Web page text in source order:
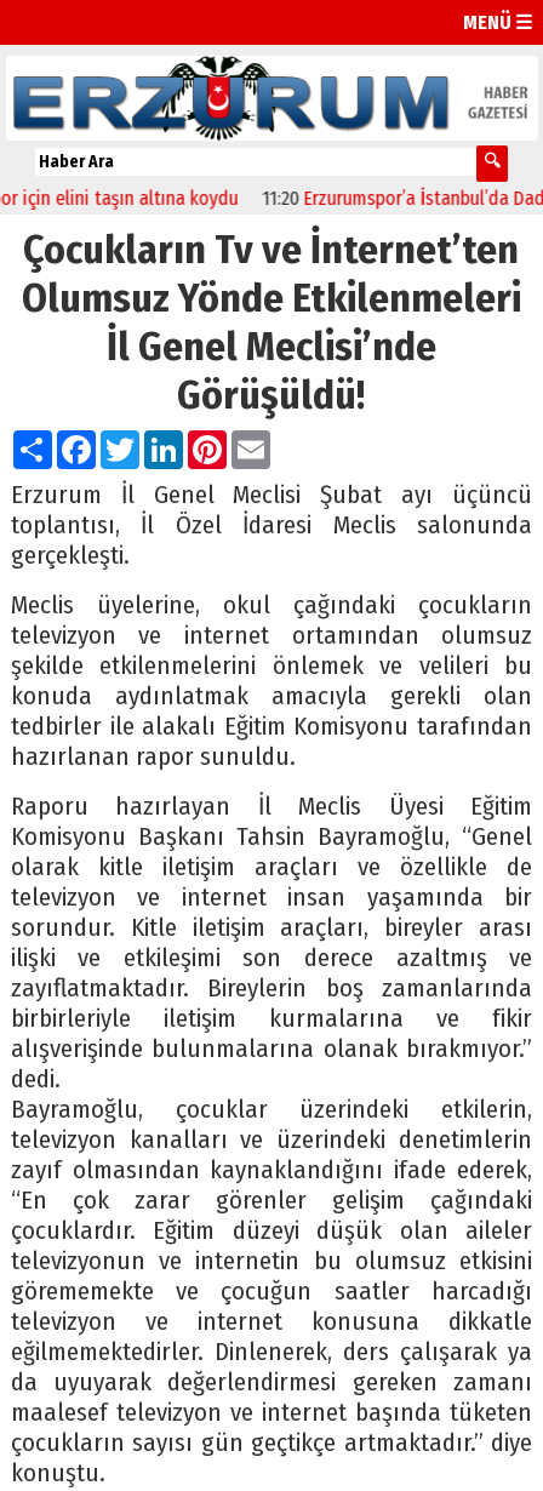
MENÜ ☰
elini taşın altına koydu 11:20 Erzurumspor’a İstanbul’da
Çocukların Tv ve İnternet’ten
Olumsuz Yönde Etkilenmeleri
İl Genel Meclisi’nde
Görüşüldü!
PaylaşFacebook
TwitterLinkedIn
Pinterest
Email
Erzurum İl Genel Meclisi Şubat ayı üçüncü
toplantısı, İl Özel İdaresi Meclis salonunda
gerçekleşti.
Meclis üyelerine, okul çağındaki çocukların
televizyon ve internet ortamından olumsuz
şekilde etkilenmelerini önlemek ve velileri bu
konuda aydınlatmak amacıyla gerekli olan
tedbirler ile alakalı Eğitim Komisyonu tarafından
hazırlanan rapor sunuldu.
Raporu hazırlayan İl Meclis Üyesi Eğitim
Komisyonu Başkanı Tahsin Bayramoğlu, “Genel
olarak kitle iletişim araçları ve özellikle de
televizyon ve internet insan yaşamında bir
sorundur. Kitle iletişim araçları, bireyler arası
ilişki ve etkileşimi son derece azaltmış ve
zayıflatmaktadır. Bireylerin boş zamanlarında
birbirleriyle iletişim kurmalarına ve fikir
alışverişinde bulunmalarına olanak bırakmıyor.”
dedi.
Bayramoğlu, çocuklar üzerindeki etkilerin,
televizyon kanalları ve üzerindeki denetimlerin
zayıf olmasından kaynaklandığını ifade ederek,
“En çok zarar görenler gelişim çağındaki
çocuklardır. Eğitim düzeyi düşük olan aileler
televizyonun ve internetin bu olumsuz etkisini
görememekte ve çocuğun saatler harcadığı
televizyon ve internet konusuna dikkatle
eğilmemektedirler. Dinlenerek, ders çalışarak ya
da uyuyarak değerlendirmesi gereken zamanı
maalesef televizyon ve internet başında tüketen
çocukların sayısı gün geçtikçe artmaktadır.” diye
konuştu.